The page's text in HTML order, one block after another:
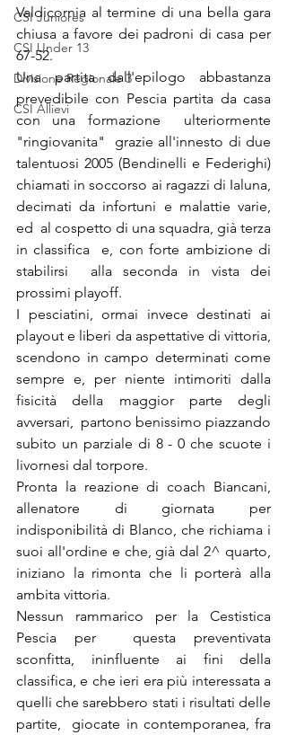
CSI Juniores
CSI Under 13
Divisione Regionale 3
CSI Allievi
Valdicornia al termine di una bella gara
chiusa a favore dei padroni di casa per
67-52.
Una partita dall'epilogo abbastanza
prevedibile con Pescia partita da casa
con una formazione  ulteriormente
"ringiovanita"  grazie all'innesto di due
talentuosi 2005 (Bendinelli e Federighi)
chiamati in soccorso ai ragazzi di Ialuna,
decimati da infortuni e malattie varie,
ed  al cospetto di una squadra, già terza
in classifica  e, con forte ambizione di
stabilirsi  alla seconda in vista dei
prossimi playoff.
I pesciatini, ormai invece destinati ai
playout e liberi da aspettative di vittoria,
scendono in campo determinati come
sempre e, per niente intimoriti dalla
fisicità della maggior parte degli
avversari,  partono benissimo piazzando
subito un parziale di 8 - 0 che scuote i
livornesi dal torpore.
Pronta la reazione di coach Biancani,
allenatore di giornata per
indisponibilità di Blanco, che richiama i
suoi all'ordine e che, già dal 2^ quarto,
iniziano la rimonta che li porterà alla
ambita vittoria.
Nessun rammarico per la Cestistica
Pescia per  questa preventivata
sconfitta, ininfluente ai fini della
classifica, e che ieri era più interessata a
quelli che sarebbero stati i risultati delle
partite,  giocate in contemporanea, fra